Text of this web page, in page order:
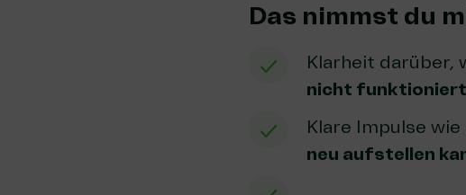
Das nimmst du
Klarheit darüber,
nicht funktioniert
Klare Impulse wie
neu aufstellen